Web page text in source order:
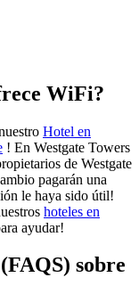
WiFi?
Hotel en
! En Westgate Towers
de Westgate
pagarán una
le haya sido útil!
hoteles en
ayudar!
sobre